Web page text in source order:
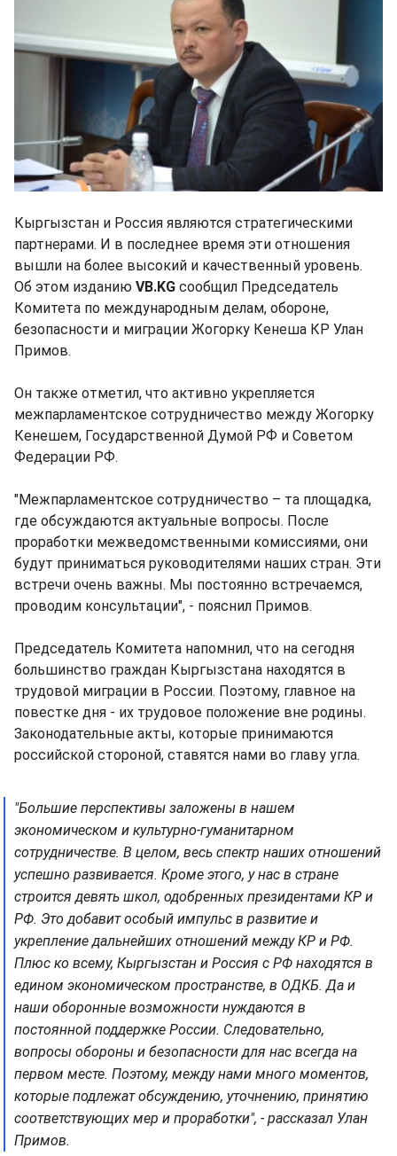
Кыргызстан и Россия являются стратегическими
партнерами. И в последнее время эти отношения
вышли на более высокий и качественный уровень.
Об этом изданию VB.KG сообщил Председатель
Комитета по международным делам, обороне,
безопасности и миграции Жогорку Кенеша КР Улан
Примов.
Он также отметил, что активно укрепляется
межпарламентское сотрудничество между Жогорку
Кенешем, Государственной Думой РФ и Советом
Федерации РФ.
"Межпарламентское сотрудничество – та площадка,
где обсуждаются актуальные вопросы. После
проработки межведомственными комиссиями, они
будут приниматься руководителями наших стран. Эти
встречи очень важны. Мы постоянно встречаемся,
проводим консультации", - пояснил Примов.
Председатель Комитета напомнил, что на сегодня
большинство граждан Кыргызстана находятся в
трудовой миграции в России. Поэтому, главное на
повестке дня - их трудовое положение вне родины.
Законодательные акты, которые принимаются
российской стороной, ставятся нами во главу угла.
"Большие перспективы заложены в нашем
экономическом и культурно-гуманитарном
сотрудничестве. В целом, весь спектр наших отношений
успешно развивается. Кроме этого, у нас в стране
строится девять школ, одобренных президентами КР и
РФ. Это добавит особый импульс в развитие и
укрепление дальнейших отношений между КР и РФ.
Плюс ко всему, Кыргызстан и Россия с РФ находятся в
едином экономическом пространстве, в ОДКБ. Да и
наши оборонные возможности нуждаются в
постоянной поддержке России. Следовательно,
вопросы обороны и безопасности для нас всегда на
первом месте. Поэтому, между нами много моментов,
которые подлежат обсуждению, уточнению, принятию
соответствующих мер и проработки", - рассказал Улан
Примов.